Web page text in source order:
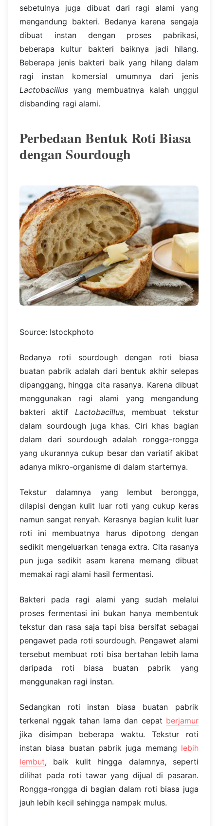
sebetulnya juga dibuat dari ragi alami yang
mengandung bakteri. Bedanya karena sengaja
dibuat instan dengan proses pabrikasi,
beberapa kultur bakteri baiknya jadi hilang.
Beberapa jenis bakteri baik yang hilang dalam
ragi instan komersial umumnya dari jenis
Lactobacillus yang membuatnya kalah unggul
disbanding ragi alami.
Perbedaan Bentuk Roti Biasa
dengan Sourdough
Source: Istockphoto
Bedanya roti sourdough dengan roti biasa
buatan pabrik adalah dari bentuk akhir selepas
dipanggang, hingga cita rasanya. Karena dibuat
menggunakan ragi alami yang mengandung
bakteri aktif Lactobacillus, membuat tekstur
dalam sourdough juga khas. Ciri khas bagian
dalam dari sourdough adalah rongga-rongga
yang ukurannya cukup besar dan variatif akibat
adanya mikro-organisme di dalam starternya.
Tekstur dalamnya yang lembut berongga,
dilapisi dengan kulit luar roti yang cukup keras
namun sangat renyah. Kerasnya bagian kulit luar
roti ini membuatnya harus dipotong dengan
sedikit mengeluarkan tenaga extra. Cita rasanya
pun juga sedikit asam karena memang dibuat
memakai ragi alami hasil fermentasi.
Bakteri pada ragi alami yang sudah melalui
proses fermentasi ini bukan hanya membentuk
tekstur dan rasa saja tapi bisa bersifat sebagai
pengawet pada roti sourdough. Pengawet alami
tersebut membuat roti bisa bertahan lebih lama
daripada roti biasa buatan pabrik yang
menggunakan ragi instan.
Sedangkan roti instan biasa buatan pabrik
terkenal nggak tahan lama dan cepat berjamur
jika disimpan beberapa waktu. Tekstur roti
instan biasa buatan pabrik juga memang lebih
lembut, baik kulit hingga dalamnya, seperti
dilihat pada roti tawar yang dijual di pasaran.
Rongga-rongga di bagian dalam roti biasa juga
jauh lebih kecil sehingga nampak mulus.